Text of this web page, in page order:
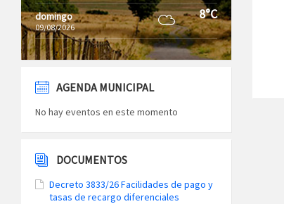
domingo
09/08/2026
8°C
AGENDA MUNICIPAL
No hay eventos en este momento
DOCUMENTOS
Decreto 3833/26 Facilidades de pago y
tasas de recargo diferenciales